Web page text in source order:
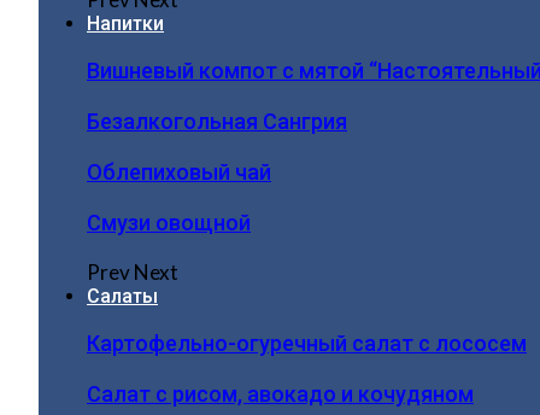
Напитки
Вишневый компот с мятой
Безалкогольная Сангрия
Облепиховый чай
Смузи овощной
PrevNext
Салаты
Картофельно-огуречный салат с лососем
Салат с рисом, авокадо и кочудяном